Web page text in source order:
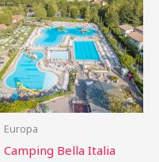
Europa
Camping Bella Italia